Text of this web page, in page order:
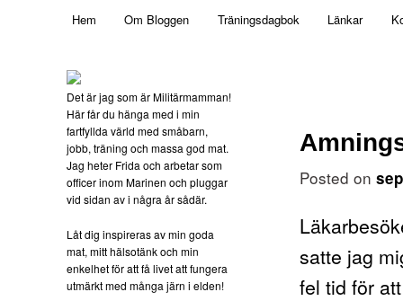
Militärmamman
Skip to primary content
Hem Om Bloggen Träningsdagbok Länkar
Posted on
satte jag
fel tid för
Det är jag som är Militärmamman!
Här får du hänga med i min
fartfyllda värld med småbarn,
jobb, träning och massa god mat.
Jag heter Frida och arbetar som
officer inom Marinen och pluggar
vid sidan av i några år sådär.
Låt dig inspireras av min goda
mat, mitt hälsotänk och min
enkelhet för att få livet att fungera
utmärkt med många järn i elden!